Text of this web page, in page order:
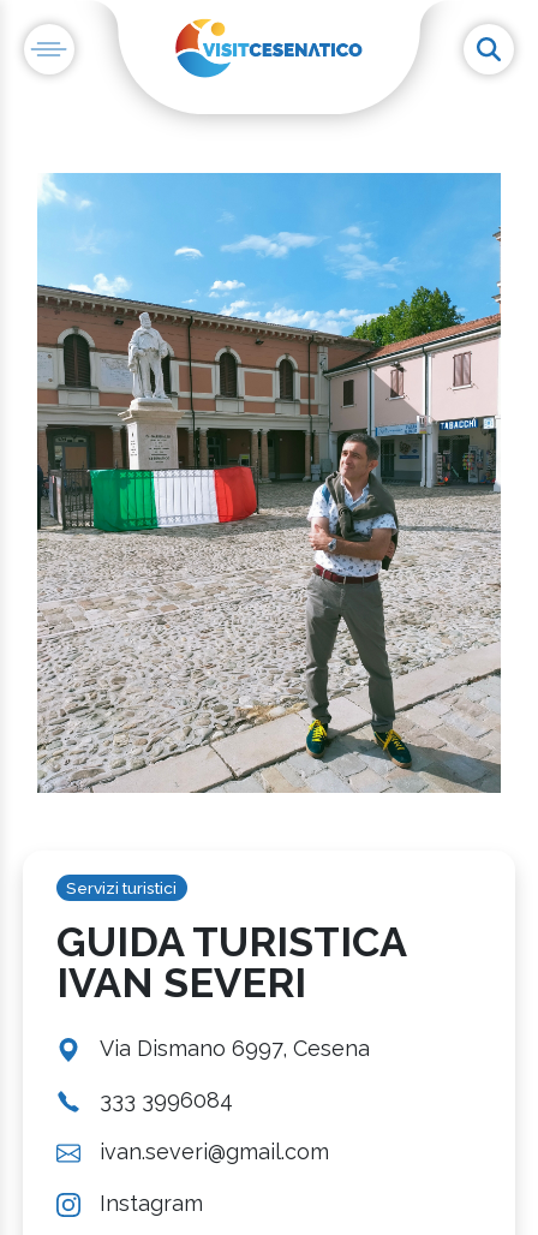
Servizi turistici
GUIDA TURISTICA
IVAN SEVERI
Via Dismano 6997, Cesena
333 3996084
ivan.severi@gmail.com
Instagram